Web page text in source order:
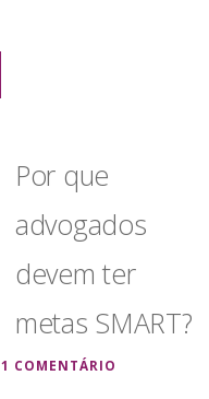
Por que
advogados
devem ter
metas SMART?
1 COMENTÁRIO